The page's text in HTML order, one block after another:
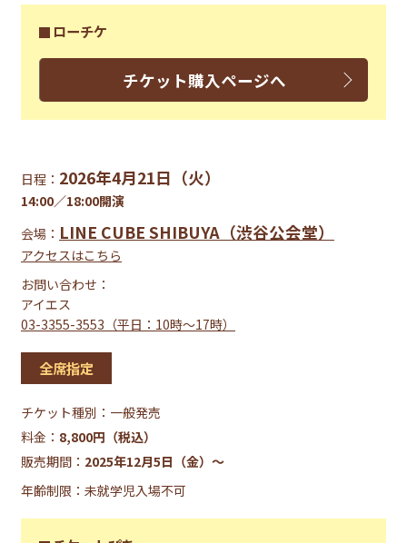
ローチケ
チケット購入ページへ
日程： 2026年4月21日（火）
14:00／18:00開演
会場： LINE CUBE SHIBUYA（渋谷公会堂）
アクセスはこちら
お問い合わせ：
アイエス
03-3355-3553（平日：10時～17時）
全席指定
チケット種別： 一般発売
料金： 8,800円（税込）
販売期間： 2025年12月5日（金）〜
年齢制限：未就学児入場不可